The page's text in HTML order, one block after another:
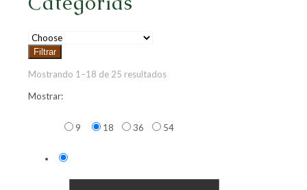
Filtrar
Mostrando 1–18 de 25 resultados
Mostrar:
9 18 36 54